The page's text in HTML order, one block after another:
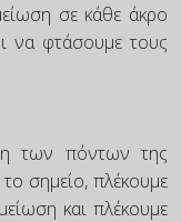
σε κάθε άκρο
να φτάσουμε τους
των πόντων της
σημείο, πλέκουμε
και πλέκουμε